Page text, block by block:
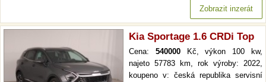
Zobrazit inzerát
Kia Sportage 1.6 CRDi Top
Cena: 540000Kč, výkon 100 kw,
najeto 57783 km, rok výroby: 2022,
koupeno v: česká republika servisní